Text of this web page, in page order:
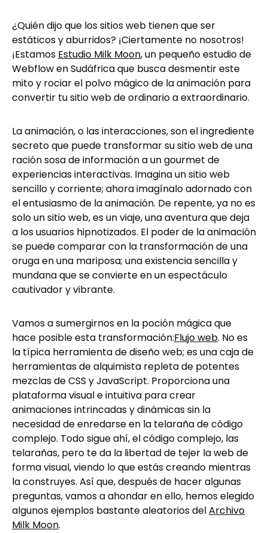
¿Quién dijo que los sitios web tienen que ser
estáticos y aburridos? ¡Ciertamente no nosotros!
¡Estamos Estudio Milk Moon, un pequeño estudio de
Webflow en Sudáfrica que busca desmentir este
mito y rociar el polvo mágico de la animación para
convertir tu sitio web de ordinario a extraordinario.
La animación, o las interacciones, son el ingrediente
secreto que puede transformar su sitio web de una
ración sosa de información a un gourmet de
experiencias interactivas. Imagina un sitio web
sencillo y corriente; ahora imagínalo adornado con
el entusiasmo de la animación. De repente, ya no es
solo un sitio web, es un viaje, una aventura que deja
a los usuarios hipnotizados. El poder de la animación
se puede comparar con la transformación de una
oruga en una mariposa; una existencia sencilla y
mundana que se convierte en un espectáculo
cautivador y vibrante.
Vamos a sumergirnos en la poción mágica que
hace posible esta transformación:Flujo web. No es
la típica herramienta de diseño web; es una caja de
herramientas de alquimista repleta de potentes
mezclas de CSS y JavaScript. Proporciona una
plataforma visual e intuitiva para crear
animaciones intrincadas y dinámicas sin la
necesidad de enredarse en la telaraña de código
complejo. Todo sigue ahí, el código complejo, las
telarañas, pero te da la libertad de tejer la web de
forma visual, viendo lo que estás creando mientras
la construyes. Así que, después de hacer algunas
preguntas, vamos a ahondar en ello, hemos elegido
algunos ejemplos bastante aleatorios delArchivo
Milk Moon.